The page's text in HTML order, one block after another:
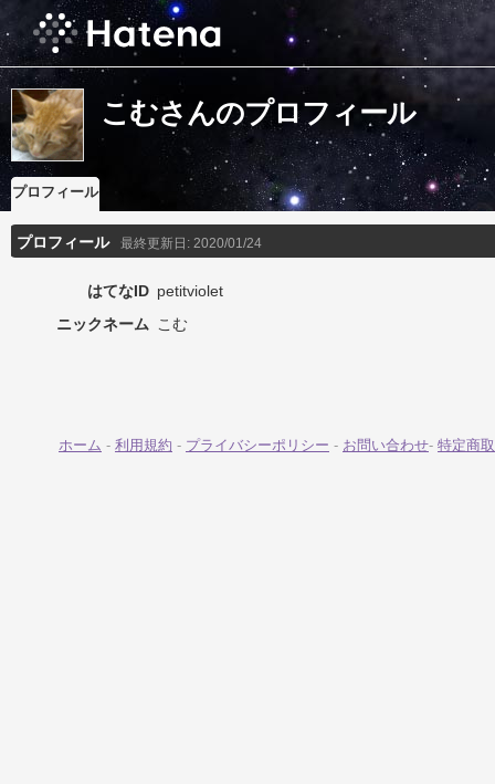
こむさんのプロフィール
プロフィール
プロフィール 最終更新日: 2020/01/24
はてなID petitviolet
ニックネーム こむ
ホーム - 利用規約 - プライバシーポリシー - お問い合わせ- 特定商